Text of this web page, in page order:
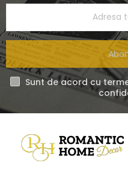
Sunt de acord cu